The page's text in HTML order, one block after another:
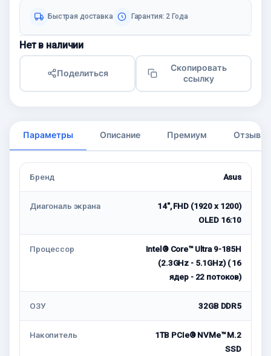
Быстрая доставка Гарантия: 2 Года
Нет в наличии
Поделиться
Скопировать
ссылку
Параметры Описание Премиум Отзывы
Бренд Asus
Диагональ экрана
14", FHD (1920 x 1200)
OLED 16:10
Процессор
Intel® Core™ Ultra 9-185H
(2.3GHz - 5.1GHz) ( 16
ядер - 22 потоков)
ОЗУ 32GB DDR5
Накопитель
1TB PCIe® NVMe™ M.2
SSD